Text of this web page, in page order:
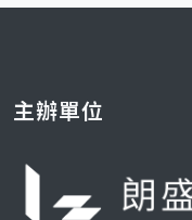
主辦單位